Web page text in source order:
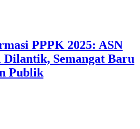
PPPK 2025: ASN
Dilantik, Semangat Baru
Publik